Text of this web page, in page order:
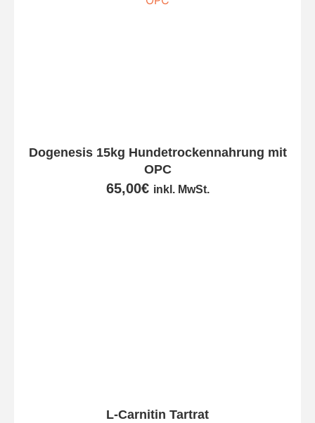
Dogenesis 15kg Hundetrockennahrung mit
OPC
65,00€ inkl. MwSt.
L-Carnitin Tartrat